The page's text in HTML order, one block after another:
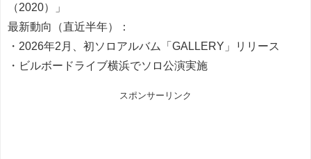
（2020）」
最新動向（直近半年）：
・2026年2月、初ソロアルバム「GALLERY」リリース
・ビルボードライブ横浜でソロ公演実施
スポンサーリンク